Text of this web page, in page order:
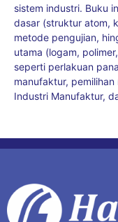
sistem industri. Buku
dasar (struktur atom,
metode pengujian,
utama (logam,
seperti perlakuan
manufaktur,
Industri Manufaktur,